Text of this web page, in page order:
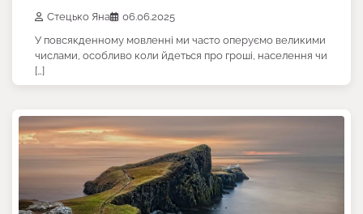
Стецько Яна
06.06.2025
У повсякденному мовленні ми часто оперуємо великими
числами, особливо коли йдеться про гроші, населення чи
[…]